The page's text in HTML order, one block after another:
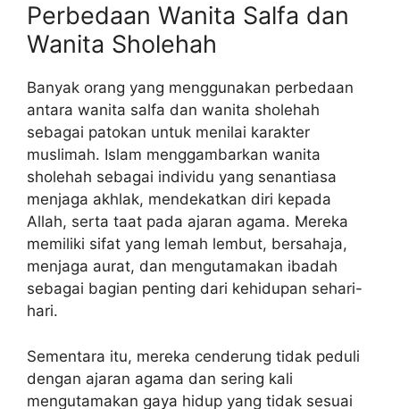
Perbedaan Wanita Salfa dan
Wanita Sholehah
Banyak orang yang menggunakan perbedaan
antara wanita salfa dan wanita sholehah
sebagai patokan untuk menilai karakter
muslimah. Islam menggambarkan wanita
sholehah sebagai individu yang senantiasa
menjaga akhlak, mendekatkan diri kepada
Allah, serta taat pada ajaran agama. Mereka
memiliki sifat yang lemah lembut, bersahaja,
menjaga aurat, dan mengutamakan ibadah
sebagai bagian penting dari kehidupan sehari-
hari.
Sementara itu, mereka cenderung tidak peduli
dengan ajaran agama dan sering kali
mengutamakan gaya hidup yang tidak sesuai